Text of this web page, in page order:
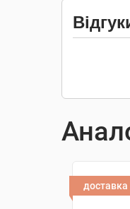
доставка